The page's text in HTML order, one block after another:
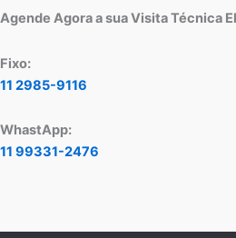
Agende Agora a sua Visita Técnica
Fixo:
11 2985-9116
WhastApp:
11 99331-2476